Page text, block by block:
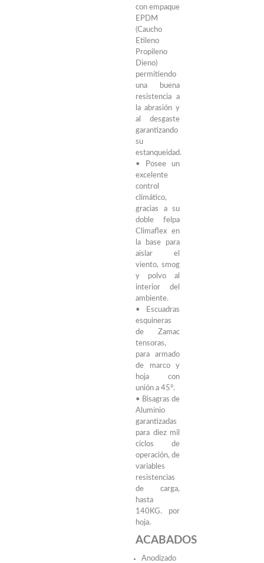
con empaque
EPDM
(Caucho
Etileno
Propileno
Dieno)
permitiendo
una buena
resistencia a
la abrasión y
al desgaste
garantizando
su
estanqueidad.
• Posee un
excelente
control
climático,
gracias a su
doble felpa
Climaflex en
la base para
aislar el
viento, smog
y polvo al
interior del
ambiente.
• Escuadras
esquineras
de Zamac
tensoras,
para armado
de marco y
hoja con
unión a 45°.
• Bisagras de
Aluminio
garantizadas
para diez mil
ciclos de
operación, de
variables
resistencias
de carga,
hasta
140KG. por
hoja.
ACABADOS
Anodizado